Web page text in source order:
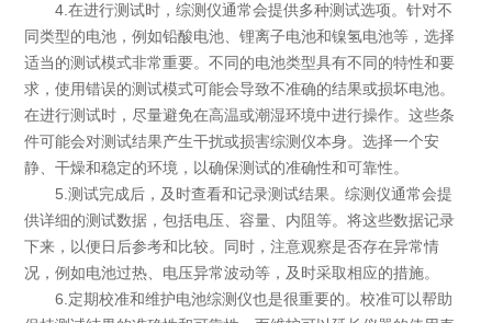
4.在进行测试时，综测仪通常会提供多种测试选项。针对不
同类型的电池，例如铅酸电池、锂离子电池和镍氢电池等，选择
适当的测试模式非常重要。不同的电池类型具有不同的特性和要
求，使用错误的测试模式可能会导致不准确的结果或损坏电池。
在进行测试时，尽量避免在高温或潮湿环境中进行操作。这些条
件可能会对测试结果产生干扰或损害综测仪本身。选择一个安
静、干燥和稳定的环境，以确保测试的准确性和可靠性。
5.测试完成后，及时查看和记录测试结果。综测仪通常会提
供详细的测试数据，包括电压、容量、内阻等。将这些数据记录
下来，以便日后参考和比较。同时，注意观察是否存在异常情
况，例如电池过热、电压异常波动等，及时采取相应的措施。
6.定期校准和维护电池综测仪也是很重要的。校准可以帮助